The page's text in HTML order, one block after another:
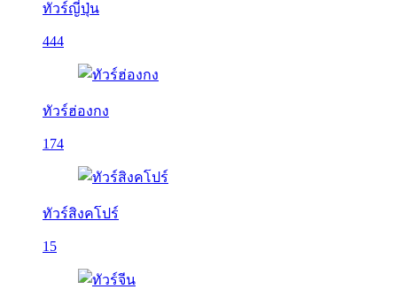
ทัวร์ญี่ปุ่น
444
ทัวร์ฮ่องกง
174
ทัวร์สิงคโปร์
15